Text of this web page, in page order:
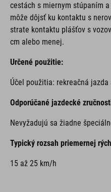
cestách s miernym stúpaním
môže dôjsť ku kontaktu s
strate kontaktu plášťov s
cm alebo menej.
Určené použitie:
Účel použitia: rekreačná
Odporúčané jazdecké
Nevyžadujú sa žiadne
Typický rozsah priemernej
15 až 25 km/h